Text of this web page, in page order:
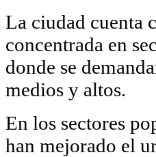
La ciudad cuenta
concentrada en
donde se
medios y altos.
En los sectores
han mejorado el